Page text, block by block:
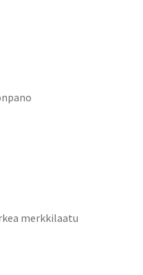
merkkilaatu